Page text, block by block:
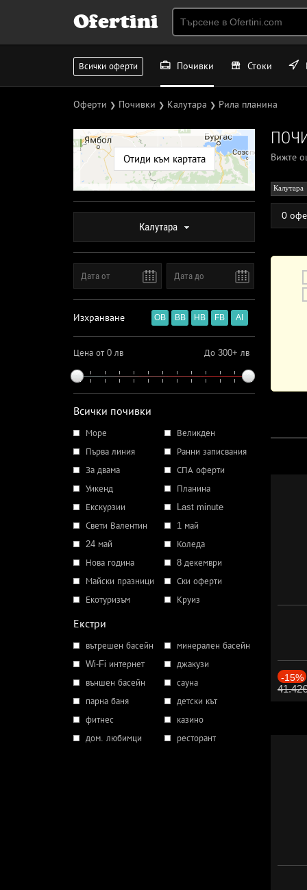
Ofertini
Всички оферти Почивки Стоки
Оферти ❯ Почивки ❯ Калутара ❯ Рила планина
Отиди към картата
Калутара
Изхранване OB BB HB FB AI
Цена от 0 лв До 300+ лв
Всички почивки
Море
Великден
Първа линия
Ранни записвания
За двама
СПА оферти
Уикенд
Планина
Екскурзии
Last minute
Свети Валентин
1 май
24 май
Коледа
Нова година
8 декември
Майски празници
Ски оферти
Екотуризъм
Круиз
Екстри
вътрешен басейн
минерален басейн
Wi-Fi интернет
джакузи
външен басейн
сауна
парна баня
детски кът
фитнес
казино
дом. любимци
ресторант
Вижте
Калутара
0
-15%
41.42€